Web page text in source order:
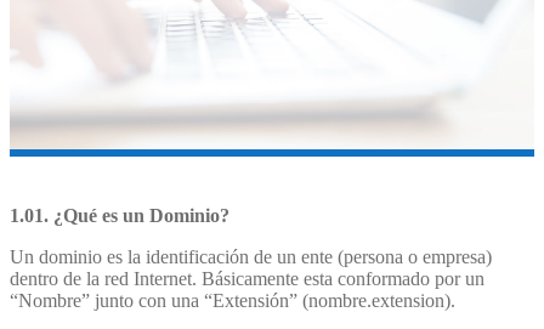
1.01. ¿Qué es un Dominio?
Un dominio es la identificación de un ente (persona o empresa)
dentro de la red Internet. Básicamente esta conformado por un
“Nombre” junto con una “Extensión” (nombre.extension).